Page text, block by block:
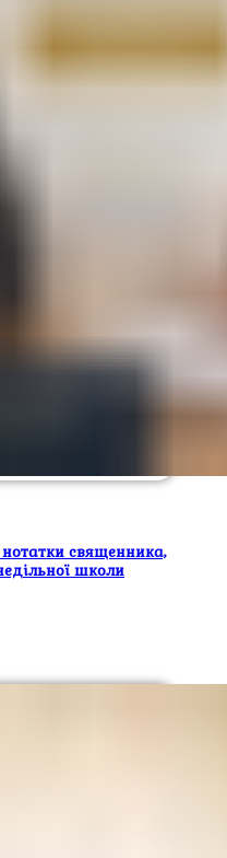
священника,
школи